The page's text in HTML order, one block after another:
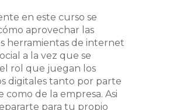
en este curso se
aprovechar las
herramientas de internet
a la vez que se
rol que juegan los
digitales tanto por parte
como de la empresa. Asi
para tu propio